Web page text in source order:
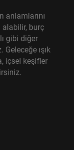
anlamlarını
alabilir, burç
gibi diğer
ışık
içsel keşifler